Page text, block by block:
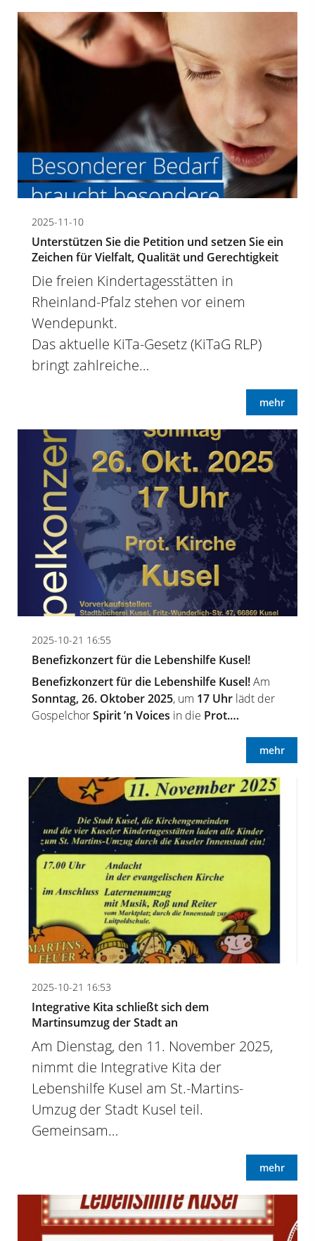
2025-11-10
Unterstützen Sie die Petition und setzen Sie ein
Zeichen für Vielfalt, Qualität und Gerechtigkeit
Die freien Kindertagesstätten in
Rheinland-Pfalz stehen vor einem
Wendepunkt.
Das aktuelle KiTa-Gesetz (KiTaG RLP)
bringt zahlreiche…
mehr
2025-10-21 16:55
Benefizkonzert für die Lebenshilfe Kusel!
Benefizkonzert für die Lebenshilfe Kusel!Am
Sonntag, 26. Oktober 2025, um 17 Uhr lädt der
GospelchorSpirit ’n Voices in die Prot.…
mehr
2025-10-21 16:53
Integrative Kita schließt sich dem
Martinsumzug der Stadt an
Am Dienstag, den 11. November 2025,
nimmt die Integrative Kita der
Lebenshilfe Kusel am St.-Martins-
Umzug der Stadt Kusel teil.
Gemeinsam…
mehr